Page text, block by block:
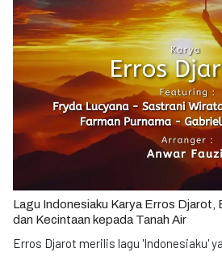
Lagu Indonesiaku Karya Erros Djarot,
dan Kecintaan kepada Tanah Air
Erros Djarot merilis lagu 'Indonesiaku'